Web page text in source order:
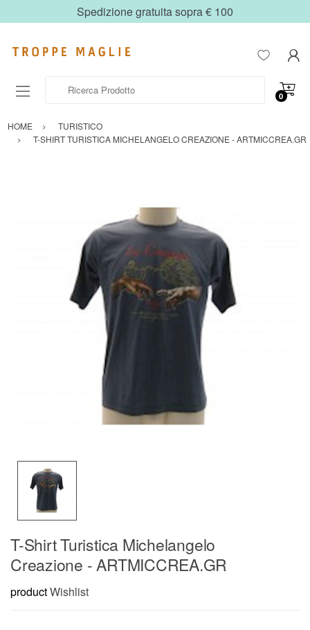
Spedizione gratuita sopra € 100
0
HOME
TURISTICO
T-SHIRT TURISTICA MICHELANGELO CREAZIONE - ARTMICCREA.GR
T-Shirt Turistica Michelangelo
Creazione - ARTMICCREA.GR
productWishlist